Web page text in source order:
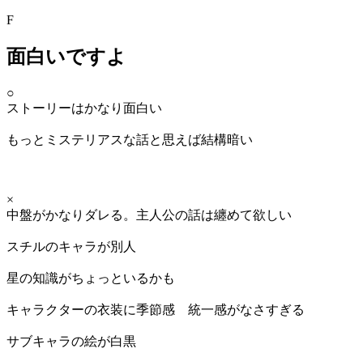
F
面白いですよ
○
ストーリーはかなり面白い
もっとミステリアスな話と思えば結構暗い
×
中盤がかなりダレる。主人公の話は纏めて欲しい
スチルのキャラが別人
星の知識がちょっといるかも
キャラクターの衣装に季節感 統一感がなさすぎる
サブキャラの絵が白黒